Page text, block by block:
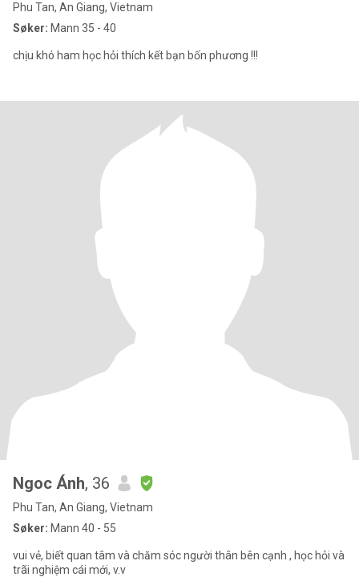
Phu Tan, An Giang, Vietnam
Søker: Mann 35 - 40
chịu khó ham học hỏi thích kết bạn bốn phương !!!
Ngoc Ánh, 36
Phu Tan, An Giang, Vietnam
Søker: Mann 40 - 55
vui vẻ, biết quan tâm và chăm sóc người thân bên cạnh , học hỏi và
trãi nghiệm cái mới, v.v